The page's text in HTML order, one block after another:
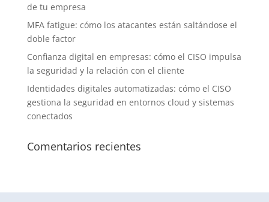
de tu empresa
MFA fatigue: cómo los atacantes están saltándose el
doble factor
Confianza digital en empresas: cómo el CISO impulsa
la seguridad y la relación con el cliente
Identidades digitales automatizadas: cómo el CISO
gestiona la seguridad en entornos cloud y sistemas
conectados
Comentarios recientes